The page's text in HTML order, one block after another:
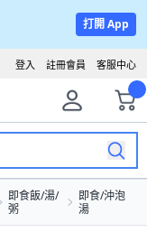
打開 App
客服中心
註冊會員
登入
即食飯/湯/
粥
即食/沖泡
湯